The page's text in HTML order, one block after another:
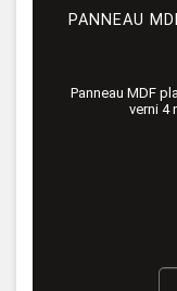
PANNEAU
Panneau MDF
verni 4